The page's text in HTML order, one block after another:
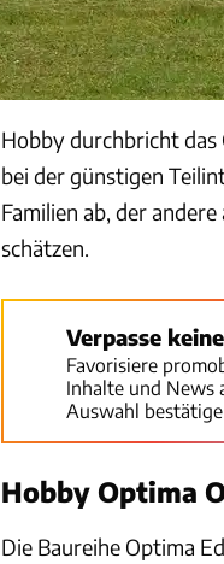
Hobby durchbricht das
bei der günstigen
Familien ab, der
schätzen.
Verpasse
Favorisiere
Inhalte und News
Auswahl
Hobby Optima
Die Baureihe Optima